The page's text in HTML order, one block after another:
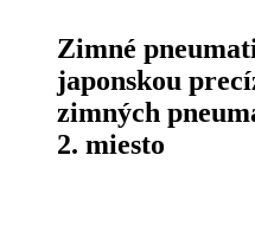
Zimné
japonskou
zimných
2. miesto